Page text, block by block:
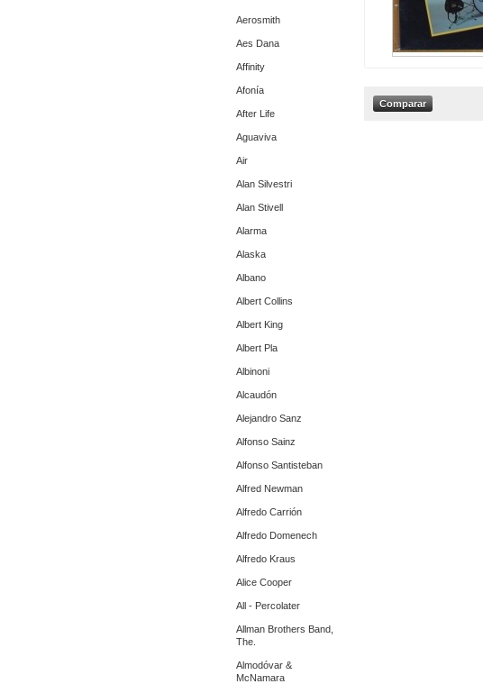
Aerosmith
Aes Dana
Affinity
Afonía
After Life
Aguaviva
Air
Alan Silvestri
Alan Stivell
Alarma
Alaska
Albano
Albert Collins
Albert King
Albert Pla
Albinoni
Alcaudón
Alejandro Sanz
Alfonso Sainz
Alfonso Santisteban
Alfred Newman
Alfredo Carrión
Alfredo Domenech
Alfredo Kraus
Alice Cooper
All - Percolater
Allman Brothers Band,
The.
Almodóvar &
McNamara